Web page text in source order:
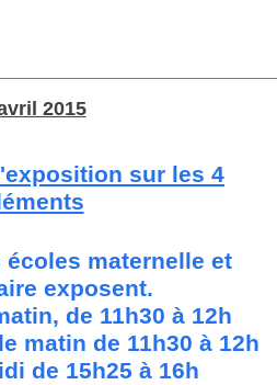
2015
sur les 4
écoles maternelle et
exposent.
de 11h30 à 12h
matin de 11h30 à 12h
de 15h25 à 16h